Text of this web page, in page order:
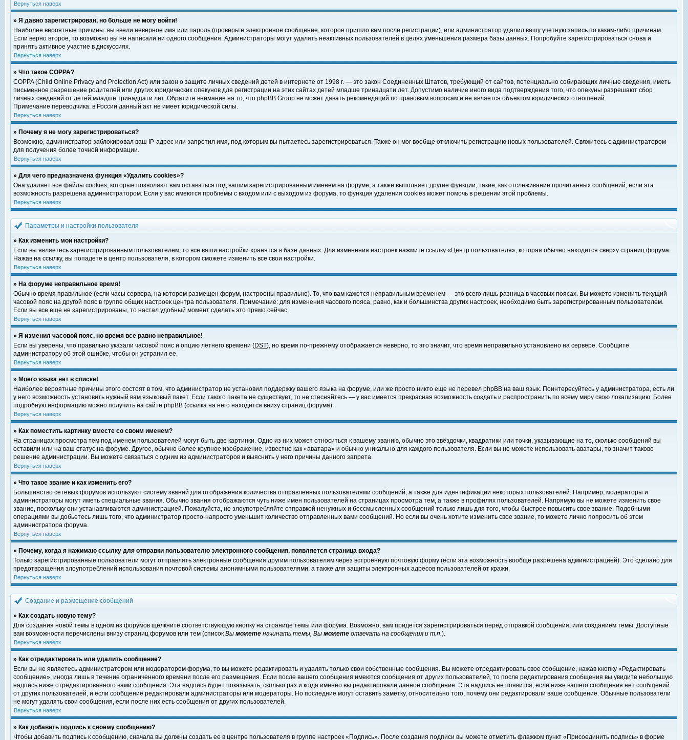
Вернуться наверх
» Я давно зарегистрирован, но больше не могу войти!
Наиболее вероятные причины: вы ввели неверное имя или пароль (проверьте электронное сообщение, которое пришло вам после регистрации), или администратор удалил вашу учетную запись по каким-либо причинам.
Если верно второе, то возможно вы не написали ни одного сообщения. Администраторы могут удалять неактивных пользователей в целях уменьшения размера базы данных. Попробуйте зарегистрироваться снова и
принять активное участие в дискуссиях.
Вернуться наверх
» Что такое COPPA?
COPPA (Child Online Privacy and Protection Act) или закон о защите личных сведений детей в интернете от 1998 г. — это закон Соединенных Штатов, требующий от сайтов, потенциально собирающих личные сведения, иметь
письменное разрешение родителей или других юридических опекунов для регистрации на этих сайтах детей младше тринадцати лет. Допустимо наличие иного вида подтверждения того, что опекуны разрешают сбор
личных сведений от детей младше тринадцати лет. Обратите внимание на то, что phpBB Group не может давать рекомендаций по правовым вопросам и не является объектом юридических отношений.
Примечание переводчика: в России данный акт не имеет юридической силы.
Вернуться наверх
» Почему я не могу зарегистрироваться?
Возможно, администратор заблокировал ваш IP-адрес или запретил имя, под которым вы пытаетесь зарегистрироваться. Также он мог вообще отключить регистрацию новых пользователей. Свяжитесь с администратором
для получения более точной информации.
Вернуться наверх
» Для чего предназначена функция «Удалить cookies»?
Она удаляет все файлы cookies, которые позволяют вам оставаться под вашим зарегистрированным именем на форуме, а также выполняет другие функции, такие, как отслеживание прочитанных сообщений, если эта
возможность разрешена администратором. Если у вас имеются проблемы с входом или с выходом из форума, то функция удаления cookies может помочь в решении этой проблемы.
Вернуться наверх
Параметры и настройки пользователя
» Как изменить мои настройки?
Если вы являетесь зарегистрированным пользователем, то все ваши настройки хранятся в базе данных. Для изменения настроек нажмите ссылку «Центр пользователя», которая обычно находится сверху страниц форума.
Нажав на ссылку, вы попадете в центр пользователя, в котором сможете изменить все свои настройки.
Вернуться наверх
» На форуме неправильное время!
Обычно время правильное (если часы сервера, на котором размещен форум, настроены правильно). То, что вам кажется неправильным временем — это всего лишь разница в часовых поясах. Вы можете изменить текущий
часовой пояс на другой пояс в группе общих настроек центра пользователя. Примечание: для изменения часового пояса, равно, как и большинства других настроек, необходимо быть зарегистрированным пользователем.
Если вы все еще не зарегистрированы, то настал удобный момент сделать это прямо сейчас.
Вернуться наверх
» Я изменил часовой пояс, но время все равно неправильное!
Если вы уверены, что правильно указали часовой пояс и опцию летнего времени (DST), но время по-прежнему отображается неверно, то это значит, что время неправильно установлено на сервере. Сообщите
администратору об этой ошибке, чтобы он устранил ее.
Вернуться наверх
» Моего языка нет в списке!
Наиболее вероятные причины этого состоят в том, что администратор не установил поддержку вашего языка на форуме, или же просто никто еще не перевел phpBB на ваш язык. Поинтересуйтесь у администратора, есть ли
у него возможность установить нужный вам языковый пакет. Если такого пакета не существует, то не стесняйтесь — у вас имеется прекрасная возможность создать и распространить по всему миру свою локализацию. Более
подробную информацию можно получить на сайте phpBB (ссылка на него находится внизу страниц форума).
Вернуться наверх
» Как поместить картинку вместе со своим именем?
На страницах просмотра тем под именем пользователей могут быть две картинки. Одно из них может относиться к вашему званию, обычно это звёздочки, квадратики или точки, указывающие на то, сколько сообщений вы
оставили или на ваш статус на форуме. Другое, обычно более крупное изображение, известно как «аватара» и обычно уникально для каждого пользователя. Если вы не можете использовать аватары, то значит таково
решение администрации. Вы можете связаться с одним из администраторов и выяснить у него причины данного запрета.
Вернуться наверх
» Что такое звание и как изменить его?
Большинство сетевых форумов используют систему званий для отображения количества отправленных пользователями сообщений, а также для идентификации некоторых пользователей. Например, модераторы и
администраторы могут иметь специальные звания. Обычно звания отображаются чуть ниже имен пользователей на страницах просмотра тем, а также в профилях пользователей. Напрямую вы не можете изменить свое
звание, поскольку они устанавливаются администрацией. Пожалуйста, не злоупотребляйте отправкой ненужных и бессмысленных сообщений только лишь для того, чтобы быстрее повысить свое звание. Подобными
операциями вы добьетесь лишь того, что администратор просто-напросто уменьшит количество отправленных вами сообщений. Но если вы очень хотите изменить свое звание, то можете лично попросить об этом
администратора форума.
Вернуться наверх
» Почему, когда я нажимаю ссылку для отправки пользователю электронного сообщения, появляется страница входа?
Только зарегистрированные пользователи могут отправлять электронные сообщения другим пользователям через встроенную почтовую форму (если эта возможность вообще разрешена администрацией). Это сделано для
предотвращения злоупотреблений использования почтовой системы анонимными пользователями, а также для защиты электронных адресов пользователей от кражи.
Вернуться наверх
Создание и размещение сообщений
» Как создать новую тему?
Для создания новой темы в одном из форумов щелкните соответствующую кнопку на странице темы или форума. Возможно, вам придется зарегистрироваться перед отправкой сообщения, или созданием темы. Доступные
вам возможности перечислены внизу страниц форумов или тем (список Вы можете начинать темы, Вы можете отвечать на сообщения и т.п.).
Вернуться наверх
» Как отредактировать или удалить сообщение?
Если вы не являетесь администратором или модератором форума, то вы можете редактировать и удалять только свои собственные сообщения. Вы можете отредактировать свое сообщение, нажав кнопку «Редактировать
сообщение», иногда лишь в течение ограниченного времени после его размещения. Если после вашего сообщения имеются сообщения от других пользователей, то после редактирования сообщения вы увидите небольшую
надпись ниже отредактированного вами сообщения. Эта надпись будет показывать, сколько раз и когда именно вы редактировали данное сообщение. Эта надпись не появится, если ниже вашего сообщения нет сообщений
от других пользователей, и если сообщение редактировали администраторы или модераторы. Но последние могут оставить заметку, относительно того, почему они редактировали ваше сообщение. Обычные пользователи
не могут удалять свои сообщения, если после них есть сообщения от других пользователей.
Вернуться наверх
» Как добавить подпись к своему сообщению?
Чтобы добавить подпись к сообщению, сначала вы должны создать ее в центре пользователя в группе настроек «Подпись». После создания подписи вы можете отметить флажком пункт «Присоединить подпись» в форме